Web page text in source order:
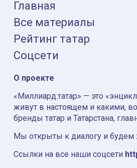
Главная
Все материалы
Рейтинг татар
Соцсети
О проекте
«Миллиард.татар» — это
живут в настоящем и какими,
бренды татар и Татарстана,
Мы открыты к диалогу и будем
Ссылки на все наши соцсети